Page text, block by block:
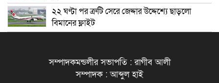
২২ ঘণ্টা পর ত্রুটি সেরে জেদ্দার উদ্দেশ্যে ছাড়লো
বিমানের ফ্লাইট
সম্পাদকমন্ডলীর সভাপতি : রাগীব আলী
সম্পাদক : আব্দুল হাই